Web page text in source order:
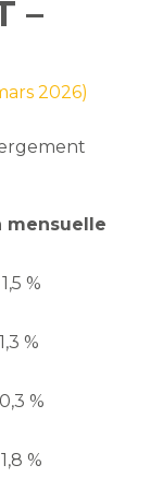
–
2026)
mensuelle
%
%
%
%